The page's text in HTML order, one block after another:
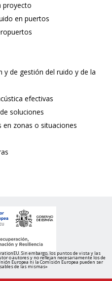
proyecto
en puertos
y de gestión del ruido y de la
efectivas
soluciones
en zonas o situaciones
Sin embargo, los puntos de vista y las
o autores y no reflejan necesariamente los de
Europea ni la Comisión Europea pueden ser
de las mismas»